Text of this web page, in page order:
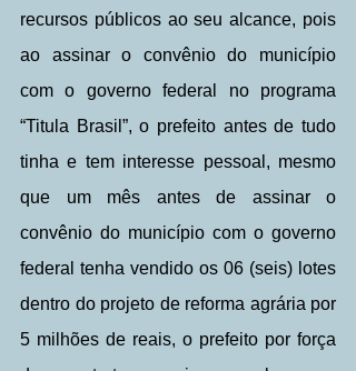
recursos públicos ao seu alcance, pois
ao assinar o convênio do município
com o governo federal no programa
“Titula Brasil”, o prefeito antes de tudo
tinha e tem interesse pessoal, mesmo
que um mês antes de assinar o
convênio do município com o governo
federal tenha vendido os 06 (seis) lotes
dentro do projeto de reforma agrária por
5 milhões de reais, o prefeito por força